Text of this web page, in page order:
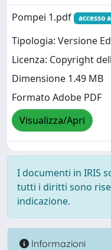
Pompei 1.pdf
accesso
Tipologia: Versione
Licenza: Copyright
Dimensione 1.49 MB
Formato Adobe PDF
Visualizza/Apri
I documenti in IRIS
tutti i diritti sono
indicazione.
Informazioni